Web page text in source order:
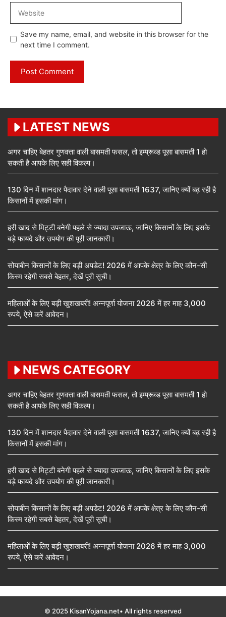
Save my name, email, and website in this browser for the
next time I comment.
LATEST NEWS
अगर चाहिए बेहतर गुणवत्ता वाली बासमती फसल, तो इम्प्रूव्ड पूसा बासमती 1 हो
सकती है आपके लिए सही विकल्प।
130 दिन में शानदार पैदावार देने वाली पूसा बासमती 1637, जानिए क्यों बढ़ रही है
किसानों में इसकी मांग।
हरी खाद से मिट्टी बनेगी पहले से ज्यादा उपजाऊ, जानिए किसानों के लिए इसके
बड़े फायदे और उपयोग की पूरी जानकारी।
सोयाबीन किसानों के लिए बड़ी अपडेट! 2026 में आपके क्षेत्र के लिए कौन-सी
किस्म रहेगी सबसे बेहतर, देखें पूरी सूची।
महिलाओं के लिए बड़ी खुशखबरी! अन्नपूर्णा योजना 2026 में हर माह 3,000
रुपये, ऐसे करें आवेदन।
NEWS CATEGORY
अगर चाहिए बेहतर गुणवत्ता वाली बासमती फसल, तो इम्प्रूव्ड पूसा बासमती 1 हो
सकती है आपके लिए सही विकल्प।
130 दिन में शानदार पैदावार देने वाली पूसा बासमती 1637, जानिए क्यों बढ़ रही है
किसानों में इसकी मांग।
हरी खाद से मिट्टी बनेगी पहले से ज्यादा उपजाऊ, जानिए किसानों के लिए इसके
बड़े फायदे और उपयोग की पूरी जानकारी।
सोयाबीन किसानों के लिए बड़ी अपडेट! 2026 में आपके क्षेत्र के लिए कौन-सी
किस्म रहेगी सबसे बेहतर, देखें पूरी सूची।
महिलाओं के लिए बड़ी खुशखबरी! अन्नपूर्णा योजना 2026 में हर माह 3,000
रुपये, ऐसे करें आवेदन।
© 2025 KisanYojana.net• All rights reserved